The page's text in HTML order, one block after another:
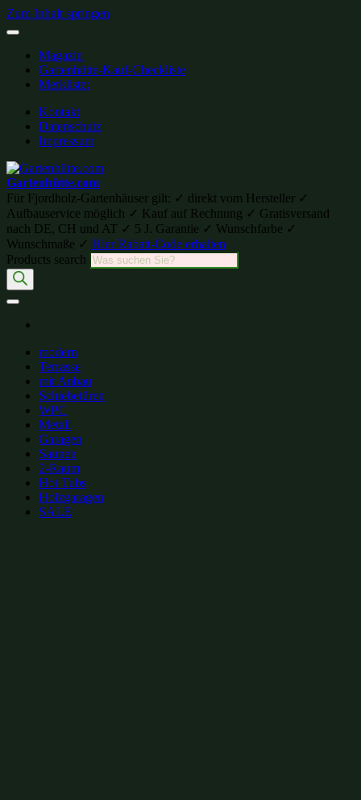
Zum Inhalt springen
Magazin
Gartenhütte-Kauf-Checkliste
Merkliste:
Kontakt
Datenschutz
Impressum
Gartenhütte.com
Für Fjordholz-Gartenhäuser gilt: ✓ direkt vom Hersteller ✓
Aufbauservice möglich ✓ Kauf auf Rechnung ✓ Gratisversand
nach DE, CH und AT ✓ 5 J. Garantie ✓ Wunschfarbe ✓
Wunschmaße ✓ Hier Rabatt-Code erhalten
Products search
modern
Terrasse
mit Anbau
Schiebetüren
WPC
Metall
Garagen
Saunen
2-Raum
Hot Tubs
Holzgaragen
SALE